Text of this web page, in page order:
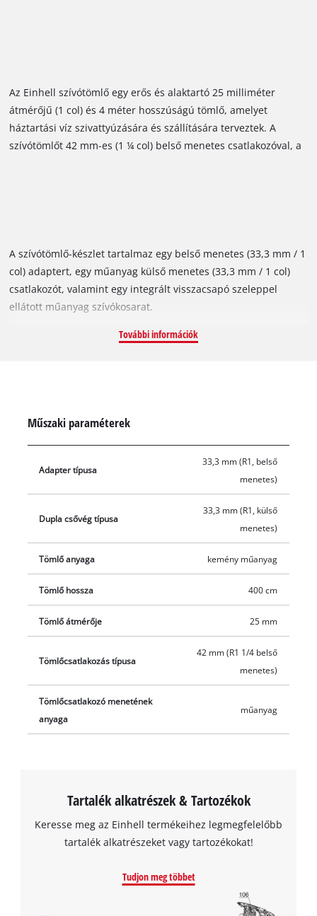
A Google Maps szolgáltatás betöltéséhez
szükségünk van az Ön jóváhagyására!
Az Einhell szívótömlő egy erős és alaktartó 25 milliméter
átmérőjű (1 col) és 4 méter hosszúságú tömlő, amelyet
háztartási víz szivattyúzására és szállítására terveztek. A
szívótömlőt 42 mm-es (1 ¼ col) belső menetes csatlakozóval, a
A szívótömlő-készlet tartalmaz egy belső menetes (33,3 mm / 1
col) adaptert, egy műanyag külső menetes (33,3 mm / 1 col)
csatlakozót, valamint egy integrált visszacsapó szeleppel
ellátott műanyag szívókosarat.
További információk
Műszaki paraméterek
Adapter típusa
33,3 mm (R1, belső
menetes)
Dupla csővég típusa
33,3 mm (R1, külső
menetes)
Tömlő anyaga kemény műanyag
Tömlő hossza 400 cm
Tömlő átmérője 25 mm
Tömlőcsatlakozás típusa
42 mm (R1 1/4 belső
menetes)
Tömlőcsatlakozó menetének
anyaga
műanyag
Tartalék alkatrészek & Tartozékok
Keresse meg az Einhell termékeihez legmegfelelőbb
tartalék alkatrészeket vagy tartozékokat!
Tudjon meg többet